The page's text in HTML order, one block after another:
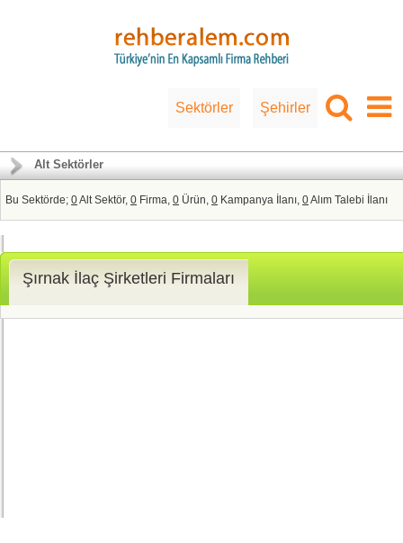
Sektörler Şehirler
Alt Sektörler
Bu Sektörde; 0Alt Sektör, 0 Firma, 0 Ürün, 0 Kampanya İlanı, 0Alım Talebi İlanı
Şırnak İlaç Şirketleri Firmaları